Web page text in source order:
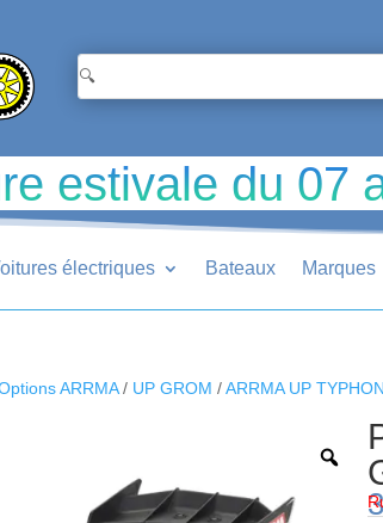
estivale du 07
électriques Bateaux Marques
ARRMA/ UP GROM /ARRMA UP